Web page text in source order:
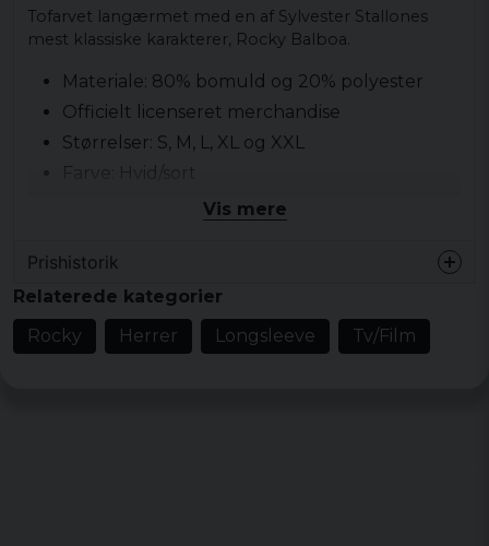
Tofarvet langærmet med en af ​​Sylvester Stallones
mest klassiske karakterer, Rocky Balboa.
Materiale: 80% bomuld og 20% ​​polyester
Officielt licenseret merchandise
Størrelser: S, M, L, XL og XXL
Farve: Hvid/sort
Vis mere
Prishistorik
Relaterede kategorier
Rocky
Herrer Longsleeve Tv/Film